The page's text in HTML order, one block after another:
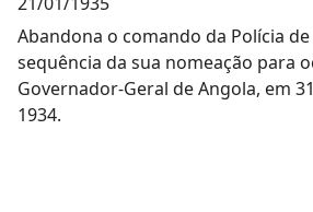
Abandona o comando da Polícia de
sequência da sua nomeação para
Governador-Geral de Angola, em
1934.